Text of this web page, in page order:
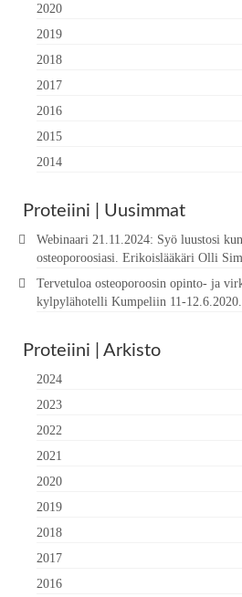
2020
2019
2018
2017
2016
2015
2014
Proteiini | Uusimmat
Webinaari 21.11.2024: Syö luustosi
osteoporoosiasi. Erikoislääkäri Olli
Tervetuloa osteoporoosin opinto- ja
kylpylähotelli Kumpeliin 11-12.6.2020.
Proteiini | Arkisto
2024
2023
2022
2021
2020
2019
2018
2017
2016